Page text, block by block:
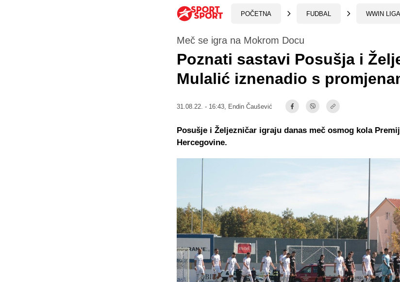
POČETNA FUDBAL WWIN
Meč se igra na Mokrom Docu
Poznati sastavi Posušja i
Mulalić iznenadio s
31.08.22. - 16:43, Endin Čaušević
Posušje i Željezničar igraju danas meč osmog kola
Hercegovine.